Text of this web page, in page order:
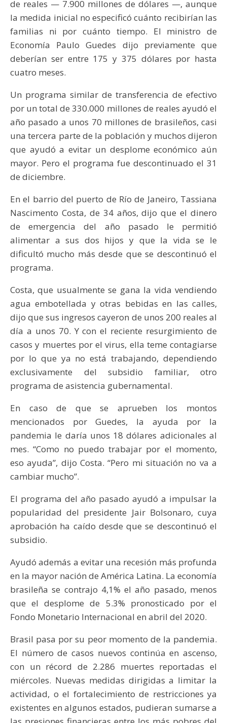
de reales — 7.900 millones de dólares —, aunque
la medida inicial no especificó cuánto recibirían las
familias ni por cuánto tiempo. El ministro de
Economía Paulo Guedes dijo previamente que
deberían ser entre 175 y 375 dólares por hasta
cuatro meses.
Un programa similar de transferencia de efectivo
por un total de 330.000 millones de reales ayudó el
año pasado a unos 70 millones de brasileños, casi
una tercera parte de la población y muchos dijeron
que ayudó a evitar un desplome económico aún
mayor. Pero el programa fue descontinuado el 31
de diciembre.
En el barrio del puerto de Río de Janeiro, Tassiana
Nascimento Costa, de 34 años, dijo que el dinero
de emergencia del año pasado le permitió
alimentar a sus dos hijos y que la vida se le
dificultó mucho más desde que se descontinuó el
programa.
Costa, que usualmente se gana la vida vendiendo
agua embotellada y otras bebidas en las calles,
dijo que sus ingresos cayeron de unos 200 reales al
día a unos 70. Y con el reciente resurgimiento de
casos y muertes por el virus, ella teme contagiarse
por lo que ya no está trabajando, dependiendo
exclusivamente del subsidio familiar, otro
programa de asistencia gubernamental.
En caso de que se aprueben los montos
mencionados por Guedes, la ayuda por la
pandemia le daría unos 18 dólares adicionales al
mes. “Como no puedo trabajar por el momento,
eso ayuda”, dijo Costa. “Pero mi situación no va a
cambiar mucho”.
El programa del año pasado ayudó a impulsar la
popularidad del presidente Jair Bolsonaro, cuya
aprobación ha caído desde que se descontinuó el
subsidio.
Ayudó además a evitar una recesión más profunda
en la mayor nación de América Latina. La economía
brasileña se contrajo 4,1% el año pasado, menos
que el desplome de 5.3% pronosticado por el
Fondo Monetario Internacional en abril del 2020.
Brasil pasa por su peor momento de la pandemia.
El número de casos nuevos continúa en ascenso,
con un récord de 2.286 muertes reportadas el
miércoles. Nuevas medidas dirigidas a limitar la
actividad, o el fortalecimiento de restricciones ya
existentes en algunos estados, pudieran sumarse a